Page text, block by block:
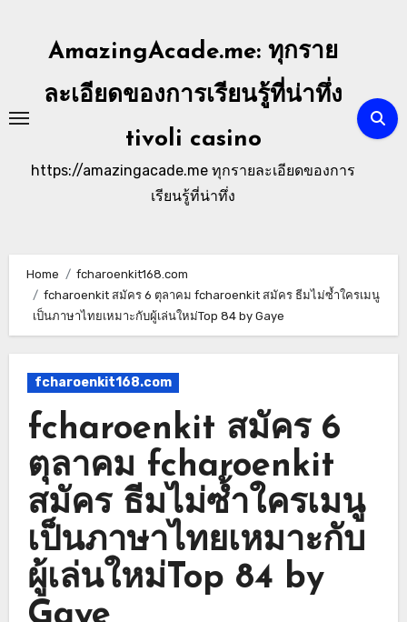
contentAmazingAcade.me: ทุกราย
ละเอียดของการเรียนรู้ที่น่าทึ่ง
tivoli casino
https://amazingacade.me ทุกรายละเอียดของการ
เรียนรู้ที่น่าทึ่ง
Home
fcharoenkit168.com
fcharoenkit สมัคร 6 ตุลาคม fcharoenkit สมัคร ธีมไม่ซ้ำใครเมนู
เป็นภาษาไทยเหมาะกับผู้เล่นใหม่Top 84 by Gaye
fcharoenkit168.com
fcharoenkit สมัคร 6
ตุลาคม fcharoenkit
สมัคร ธีมไม่ซ้ำใครเมนู
เป็นภาษาไทยเหมาะกับ
ผู้เล่นใหม่Top 84 by